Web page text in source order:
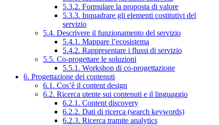
5.3.2. Formulare la proposta di valore
5.3.3. Inquadrare gli elementi costitutivi del
servizio
5.4. Descrivere il funzionamento del servizio
5.4.1. Mappare l’ecosistema
5.4.2. Rappresentare i flussi di servizio
5.5. Co-progettare le soluzioni
5.5.1. Workshop di co-progettazione
6. Progettazione dei contenuti
6.1. Cos’è il content design
6.2. Ricerca utente sui contenuti e il linguaggio
6.2.1. Content discovery
6.2.2. Dati di ricerca (search keywords)
6.2.3. Ricerca tramite analytics